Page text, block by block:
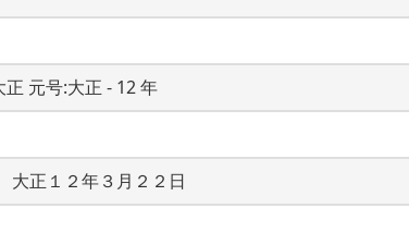
元号:大正 - 12 年
大正１２年３月２２日